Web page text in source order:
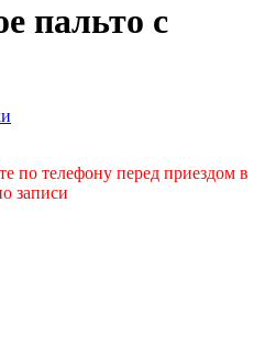
пальто с
по телефону перед приездом в
записи